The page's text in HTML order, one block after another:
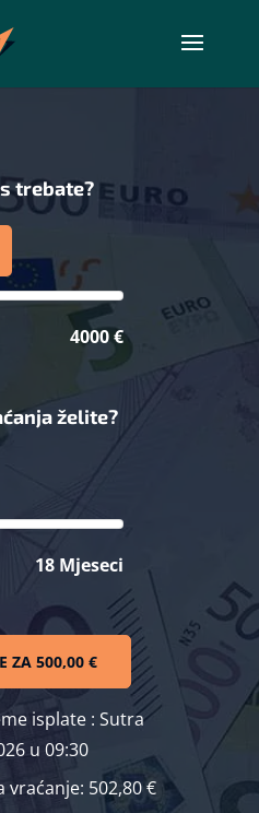
trebate?
4000 €
želite?
18 Mjeseci
ZA500,00 €
isplate : Sutra
u 09:30
vraćanje: 502,80 €